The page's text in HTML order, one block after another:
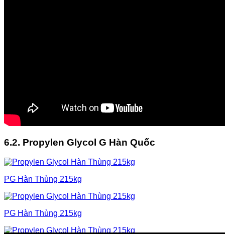
6.2. Propylen Glycol G Hàn Quốc
PG Hàn Thùng 215kg
PG Hàn Thùng 215kg